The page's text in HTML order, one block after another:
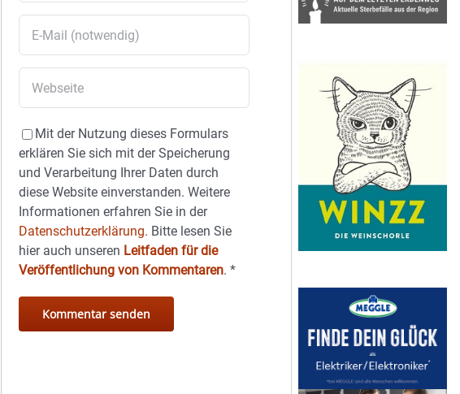
Mit der Nutzung dieses Formulars
erklären Sie sich mit der Speicherung
und Verarbeitung Ihrer Daten durch
diese Website einverstanden. Weitere
Informationen erfahren Sie in der
Datenschutzerklärung. Bitte lesen Sie
hier auch unseren Leitfaden für die
Veröffentlichung von Kommentaren.*